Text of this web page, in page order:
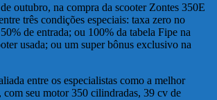
outubro, na compra da scooter Zontes 350E
três condições especiais: taxa zero no
de entrada; ou 100% da tabela Fipe na
usada; ou um super bônus exclusivo na
entre os especialistas como a melhor
com seu motor 350 cilindradas, 39 cv de